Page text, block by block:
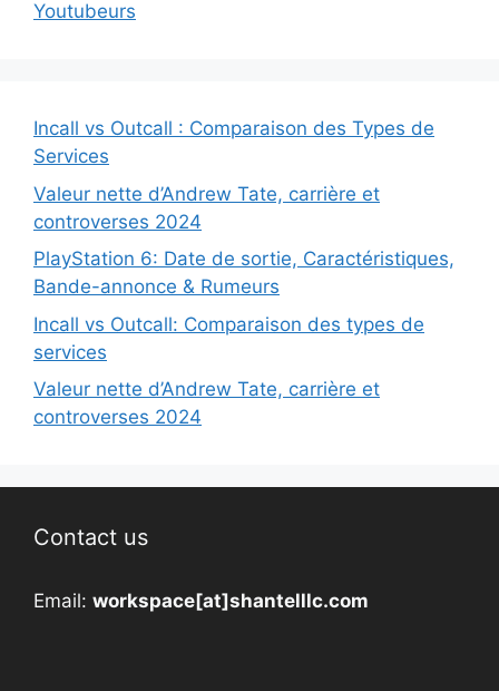
Youtubeurs
Incall vs Outcall : Comparaison des Types de
Services
Valeur nette d’Andrew Tate, carrière et
controverses 2024
PlayStation 6: Date de sortie, Caractéristiques,
Bande-annonce & Rumeurs
Incall vs Outcall: Comparaison des types de
services
Valeur nette d’Andrew Tate, carrière et
controverses 2024
Contact us
Email: workspace[at]shantelllc.com